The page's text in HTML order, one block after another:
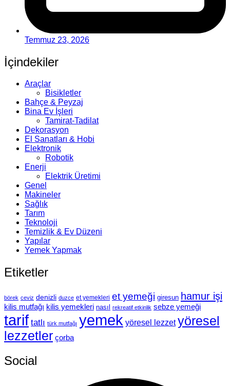
Temmuz 23, 2026
İçindekiler
Araçlar
Bisikletler
Bahçe & Peyzaj
Bina Ev İşleri
Tamirat-Tadilat
Dekorasyon
El Sanatları & Hobi
Elektronik
Robotik
Enerji
Elektrik Üretimi
Genel
Makineler
Sağlık
Tarım
Teknoloji
Temizlik & Ev Düzeni
Yapılar
Yemek Yapmak
Etiketler
börek ceviz denizli duzce et yemekleri et yemeği giresun hamur işi
kilis mutfağı kilis yemekleri nasıl rekreatif etkinlik sebze yemeği
tarif tatlı türk mutfağı yemek yöresel lezzet yöresel
lezzetler çorba
Social